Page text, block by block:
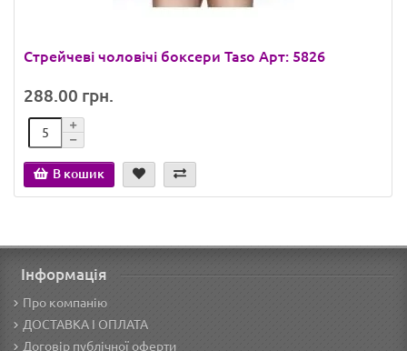
Стрейчеві чоловічі боксери Taso Арт: 5826
288.00 грн.
В кошик
Інформація
Про компанію
ДОСТАВКА І ОПЛАТА
Договір публічної оферти